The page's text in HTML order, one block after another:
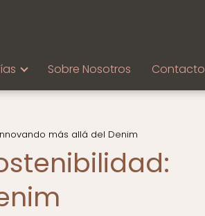
Sobre Nosotros Contacto
más allá del Denim